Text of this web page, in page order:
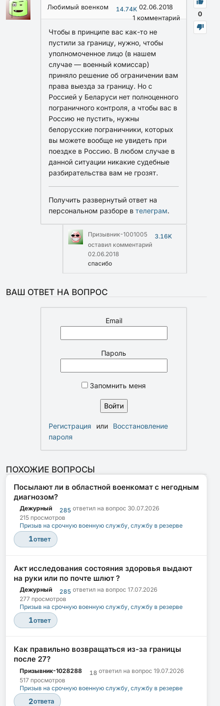
0
Любимый военком 14.74K 02.06.2018
1комментарий
Чтобы в принципе вас как-то не
пустили за границу, нужно, чтобы
уполномоченное лицо (в нашем
случае — военный комиссар)
приняло решение об ограничении вам
права выезда за границу. Но с
Россией у Беларуси нет полноценного
пограничного контроля, а чтобы вас в
Россию не пустить, нужны
белорусские пограничники, которых
вы можете вообще не увидеть при
поездке в Россию. В любом случае в
данной ситуации никакие судебные
разбирательства вам не грозят.
Получить развернутый ответ на
персональном разборе в телеграм.
Призывник-1001005
3.16K
оставил комментарий
02.06.2018
спасибо
ВАШ ОТВЕТ НА ВОПРОС
Email
Пароль
Запомнить меня
Регистрация или
Восстановление
пароля
ПОХОЖИЕ ВОПРОСЫ
Посылают ли в областной военкомат с негодным
диагнозом?
Дежурный 285 ответил на вопрос 30.07.2026
215 просмотров
Призыв на срочную военную службу, службу в резерве
1ответ
Акт исследования состояния здоровья выдают
на руки или по почте шлют ?
Дежурный 285 ответил на вопрос 17.07.2026
277 просмотров
Призыв на срочную военную службу, службу в резерве
1ответ
Как правильно возвращаться из-за границы
после 27?
Призывник-1028288 18 ответил на вопрос 19.07.2026
517 просмотров
Призыв на срочную военную службу, службу в резерве
2ответа